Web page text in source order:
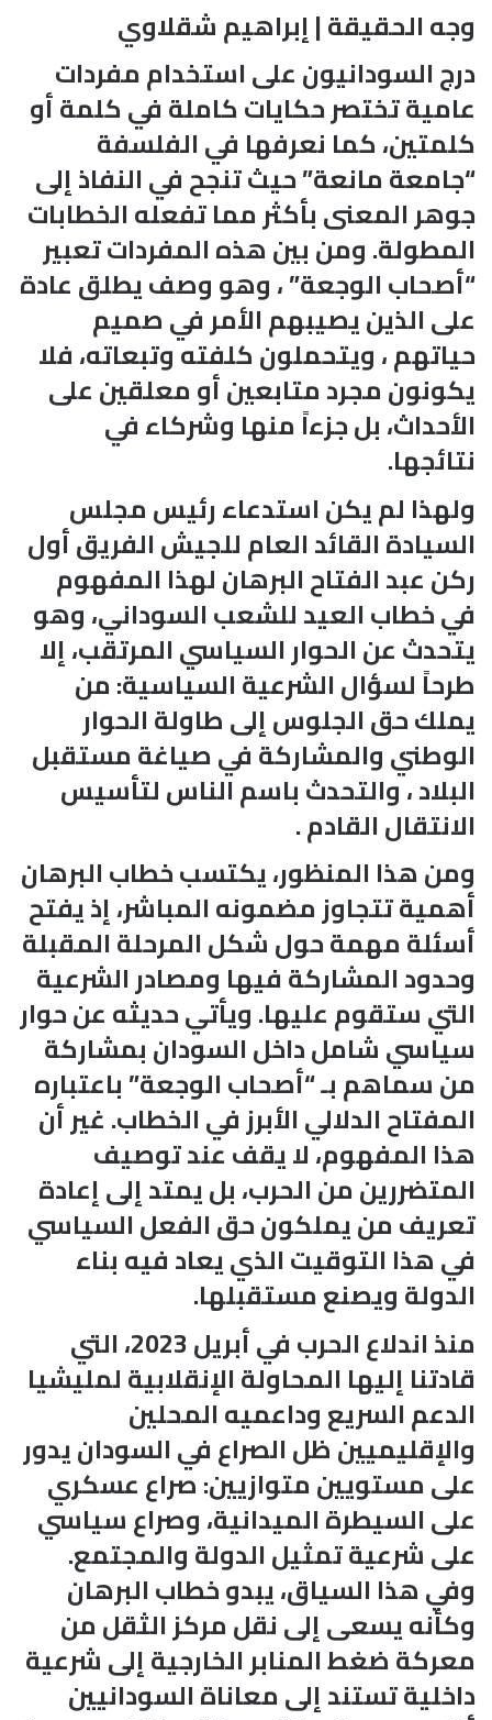
وجه الحقيقة | إبراهيم شقلاوي
درج السودانيون على استخدام مفردات
عامية تختصر حكايات كاملة في كلمة أو
كلمتين، كما نعرفها في الفلسفة
“جامعة مانعة” حيث تنجح في النفاذ إلى
جوهر المعنى بأكثر مما تفعله الخطابات
المطولة. ومن بين هذه المفردات تعبير
“أصحاب الوجعة” ، وهو وصف يطلق عادة
على الذين يصيبهم الأمر في صميم
حياتهم ، ويتحملون كلفته وتبعاته، فلا
يكونون مجرد متابعين أو معلقين على
الأحداث، بل جزءاً منها وشركاء في
نتائجها.
ولهذا لم يكن استدعاء رئيس مجلس
السيادة القائد العام للجيش الفريق أول
ركن عبد الفتاح البرهان لهذا المفهوم
في خطاب العيد للشعب السوداني، وهو
يتحدث عن الحوار السياسي المرتقب، إلا
طرحاً لسؤال الشرعية السياسية: من
يملك حق الجلوس إلى طاولة الحوار
الوطني والمشاركة في صياغة مستقبل
البلاد ، والتحدث باسم الناس لتأسيس
الانتقال القادم .
ومن هذا المنظور، يكتسب خطاب البرهان
أهمية تتجاوز مضمونه المباشر، إذ يفتح
أسئلة مهمة حول شكل المرحلة المقبلة
وحدود المشاركة فيها ومصادر الشرعية
التي ستقوم عليها. ويأتي حديثه عن حوار
سياسي شامل داخل السودان بمشاركة
من سماهم بـ “أصحاب الوجعة” باعتباره
المفتاح الدلالي الأبرز في الخطاب. غير أن
هذا المفهوم، لا يقف عند توصيف
المتضررين من الحرب، بل يمتد إلى إعادة
تعريف من يملكون حق الفعل السياسي
في هذا التوقيت الذي يعاد فيه بناء
الدولة ويصنع مستقبلها.
منذ اندلاع الحرب في أبريل 2023، التي
قادتنا إليها المحاولة الإنقلابية لمليشيا
الدعم السريع وداعميه المحلين
والإقليميين ظل الصراع في السودان يدور
على مستويين متوازيين: صراع عسكري
على السيطرة الميدانية، وصراع سياسي
على شرعية تمثيل الدولة والمجتمع.
وفي هذا السياق، يبدو خطاب البرهان
وكأنه يسعى إلى نقل مركز الثقل من
معركة ضغط المنابر الخارجية إلى شرعية
داخلية تستند إلى معاناة السودانيين